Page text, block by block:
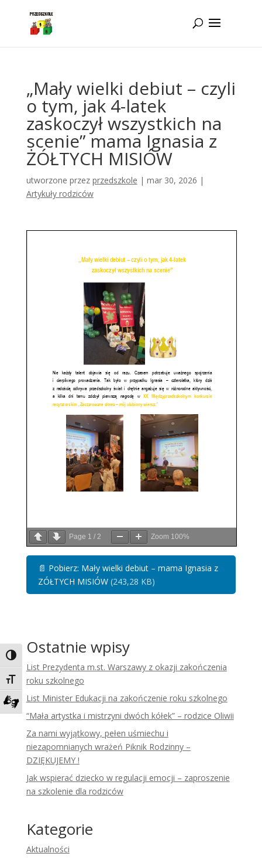
Toggle High Contrast
Toggle Font size
Zadzwoń do tłumacza języka migowego
„Mały wielki debiut – czyli
o tym, jak 4-latek
zaskoczył wszystkich na
scenie” mama Ignasia z
ŻÓŁTYCH MISIÓW
utworzone przez przedszkole | mar 30, 2026 |
Artykuły rodziców
Page 1 / 2 Zoom 100%
📄 Pobierz: Mały wielki debiut – mama Ignasia z
ZÓŁTYCH MISIÓW (243,28 KB)
Ostatnie wpisy
List Prezydenta m.st. Warszawy z okazji zakończenia
roku szkolnego
List Minister Edukacji na zakończenie roku szkolnego
“Mała artystka i mistrzyni dwóch kółek” – rodzice Oliwii
Za nami wyjątkowy, pełen uśmiechu i
niezapomnianych wrażeń Piknik Rodzinny –
DZIĘKUJEMY !
Jak wspierać dziecko w regulacji emocji – zaproszenie
na szkolenie dla rodziców
Kategorie
Aktualności